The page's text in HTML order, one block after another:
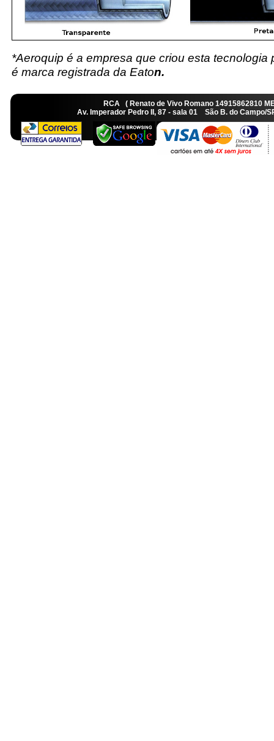
*Aeroquip é a empresa que criou esta
é marca registrada da Eaton.
RCA ( Renato de Vivo Romano
Av. Imperador Pedro II, 87 - sala 01 São B. do